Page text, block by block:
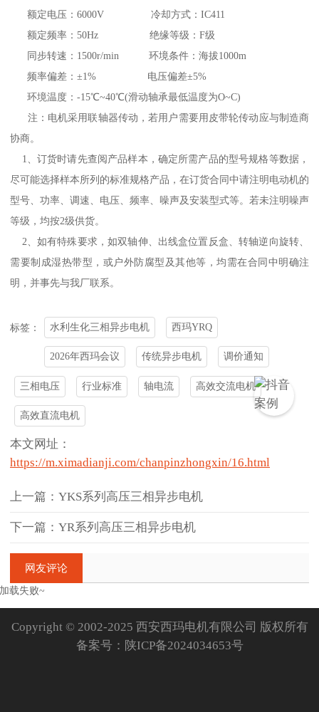
额定电压：6000V 冷却方式：IC411
额定频率：50Hz 绝缘等级：F级
同步转速：1500r/min 环境条件：海拔1000m
频率偏差：±1% 电压偏差±5%
环境温度：-15℃~40℃(滑动轴承最低温度为O~C)
注：电机采用联轴器传动，若用户需要用皮带轮传动应与制造商
协商。
1、订货时请先查阅产品样本，确定所需产品的型号规格等数据，
尽可能选择样本所列的标准规格产品，在订货合同中请注明电动机的
型号、功率、调速、电压、频率、噪声及安装型式等。若未注明噪声
等级，均按2级供货。
2、如有特殊要求，如双轴伸、出线盒位置反盒、转轴逆向旋转、
需要制成湿热带型，或户外防腐型及其他等，均需在合同中明确注
明，并事先与我厂联系。
标签： 水利生化三相异步电机 西玛YRQ
2026年西玛会议 传统异步电机 调价通知
三相电压 行业标准 轴电流 高效交流电机
高效直流电机
本文网址：
https://m.ximadianji.com/chanpinzhongxin/16.html
上一篇：YKS系列高压三相异步电机
下一篇：YR系列高压三相异步电机
网友评论
加载失败~
Copyright © 2002-2025 西安西玛电机有限公司 版权所有
备案号： 陕ICP备2024034653号